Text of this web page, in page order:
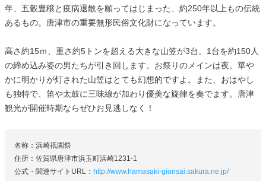
年、五穀豊穣と疫病退散を願ってはじまった、約250年以上もの伝統
あるもの。唐津市の重要無形民俗文化財になっています。
高さ約15ｍ、重さ約5トンを超える大きな山笠が3台。1台を約150人
の締め込み姿の男たちが引き回します。お祭りのメインは夜。華や
かに明かりが灯された山笠はとても幻想的ですよ。また、おはやし
も独特で、笛や太鼓に三味線が加わり優美な旋律を奏でます。唐津
観光が開催時期ならぜひお見逃しなく！
名称：浜崎祇園祭
住所：佐賀県唐津市浜玉町浜崎1231-1
公式・関連サイトURL： http://www.hamasaki-gionsai.sakura.ne.jp/